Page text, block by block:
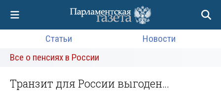
Статьи
Новости
Все о пенсиях в России
Транзит для России выгоден…